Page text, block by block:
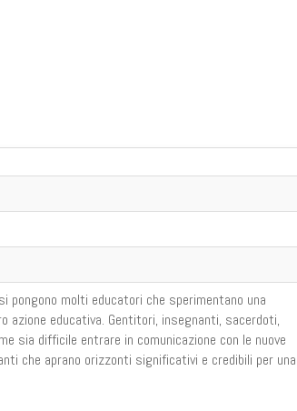
pongono molti educatori che sperimentano una
azione educativa. Gentitori, insegnanti, sacerdoti,
sia difficile entrare in comunicazione con le nuove
che aprano orizzonti significativi e credibili per una